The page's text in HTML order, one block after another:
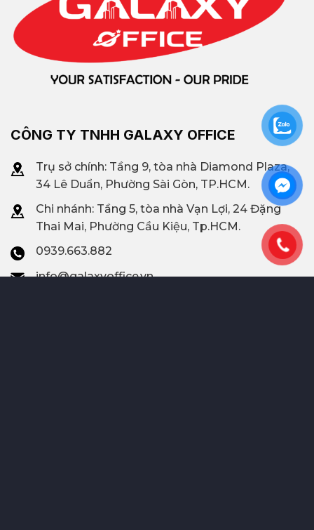
CÔNG TY TNHH GALAXY OFFICE
Trụ sở chính: Tầng 9, tòa nhà Diamond Plaza,
34 Lê Duẩn, Phường Sài Gòn, TP.HCM.
Chi nhánh: Tầng 5, tòa nhà Vạn Lợi, 24 Đặng
Thai Mai, Phường Cầu Kiệu, Tp.HCM.
0939.663.882
info@galaxyoffice.vn